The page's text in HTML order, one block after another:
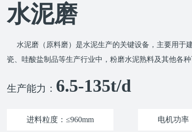
水泥磨
水泥磨（原料磨）是水泥生产的关键设备，主要用于
瓷、哇酸盐制品等生产行业中，粉磨水泥熟料及其他各种
生产能力： 6.5-135t/d
进料粒度：≤960mm 电机功率